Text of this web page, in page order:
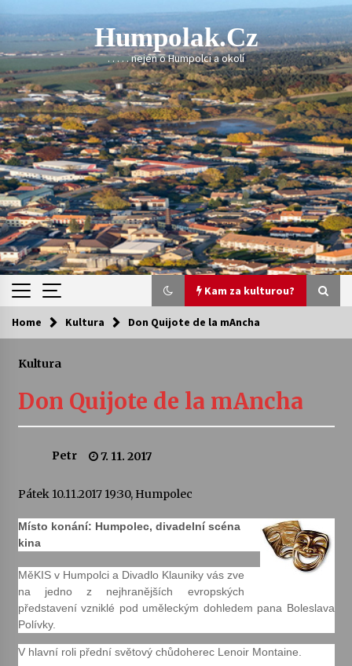
content
Humpolak.cz
. . . . . nejen o Humpolci a okolí
Kam za kulturou?
Kam za kulturou?
Sukuba Ensemble
4. 8. 2026
Vernisáž výstavy Josefíny Duškové: Stávám se
kapkou
Veselí muzikanti
Pozvánka na integrační festival Quijotova
šedesátka: 28. 7.–1. 8. 2026
Home Kultura Don Quijote de la mAncha
Kultura
Don Quijote de la mAncha
Petr 7. 11. 2017
Pátek 10.11.2017 19:30, Humpolec
Místo konání: Humpolec, divadelní scéna
kina
MěKIS v Humpolci a Divadlo Klauniky vás zve
na jedno z nejhranějších evropských
představení vzniklé pod uměleckým dohledem pana Boleslava
Polívky.
V hlavní roli přední světový chůdoherec Lenoir Montaine.